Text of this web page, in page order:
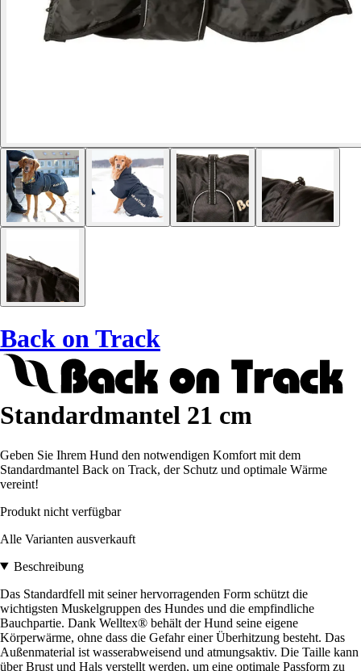
Back on Track
Standardmantel 21 cm
Geben Sie Ihrem Hund den notwendigen Komfort mit dem
Standardmantel Back on Track, der Schutz und optimale Wärme
vereint!
Produkt nicht verfügbar
Alle Varianten ausverkauft
Beschreibung
Das Standardfell mit seiner hervorragenden Form schützt die
wichtigsten Muskelgruppen des Hundes und die empfindliche
Bauchpartie. Dank Welltex® behält der Hund seine eigene
Körperwärme, ohne dass die Gefahr einer Überhitzung besteht. Das
Außenmaterial ist wasserabweisend und atmungsaktiv. Die Taille kann
über Brust und Hals verstellt werden, um eine optimale Passform zu